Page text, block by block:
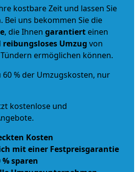
kostbare Zeit und lassen Sie
Bei uns bekommen Sie die
, die Ihnen garantiert einen
reibungsloses Umzug von
ermöglichen können.
60 % der Umzugskosten, nur
kostenlose und
Kosten
mit einer Festpreisgarantie
% sparen